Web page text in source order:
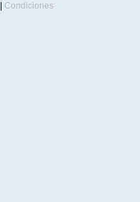
Condiciones